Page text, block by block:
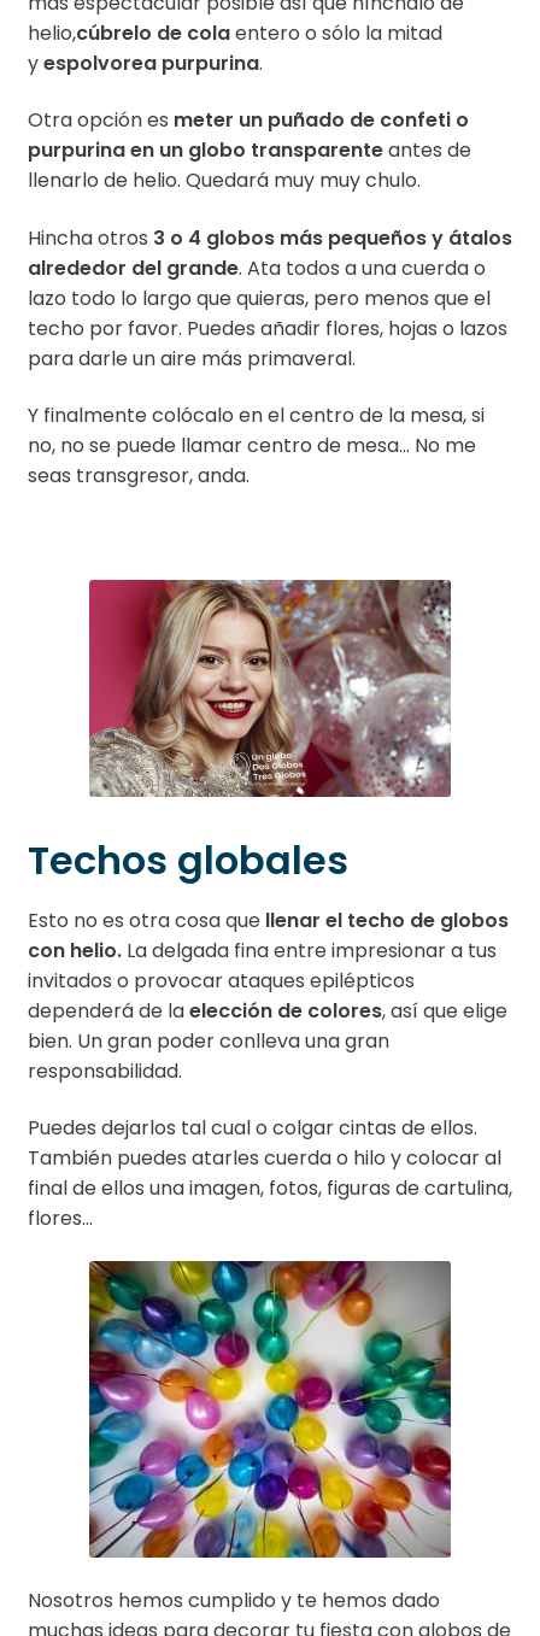
helio,cúbrelo de colaentero o sólo la mitad
yespolvorea purpurina.
Otra opción es meter un puñado de confeti o
purpurina en un globo transparenteantes de
llenarlo de helio. Quedará muy muy chulo.
Hincha otros 3 o 4 globos más pequeños y átalos
alrededor del grande. Ata todos a una cuerda o
lazo todo lo largo que quieras, pero menos que el
techo por favor. Puedes añadir flores, hojas o lazos
para darle un aire más primaveral.
Y finalmente colócalo en el centro de la mesa, si
no, no se puede llamar centro de mesa… No me
seas transgresor, anda.
Techos globales
Esto no es otra cosa que llenar el techo de globos
con helio.La delgada fina entre impresionar a tus
invitados o provocar ataques epilépticos
dependerá de laelección de colores, así que elige
bien. Un gran poder conlleva una gran
responsabilidad.
Puedes dejarlos tal cual o colgar cintas de ellos.
También puedes atarles cuerda o hilo y colocar al
final de ellos una imagen, fotos, figuras de cartulina,
flores…
Nosotros hemos cumplido y te hemos dado
muchas ideas para decorar tu fiesta con globos de